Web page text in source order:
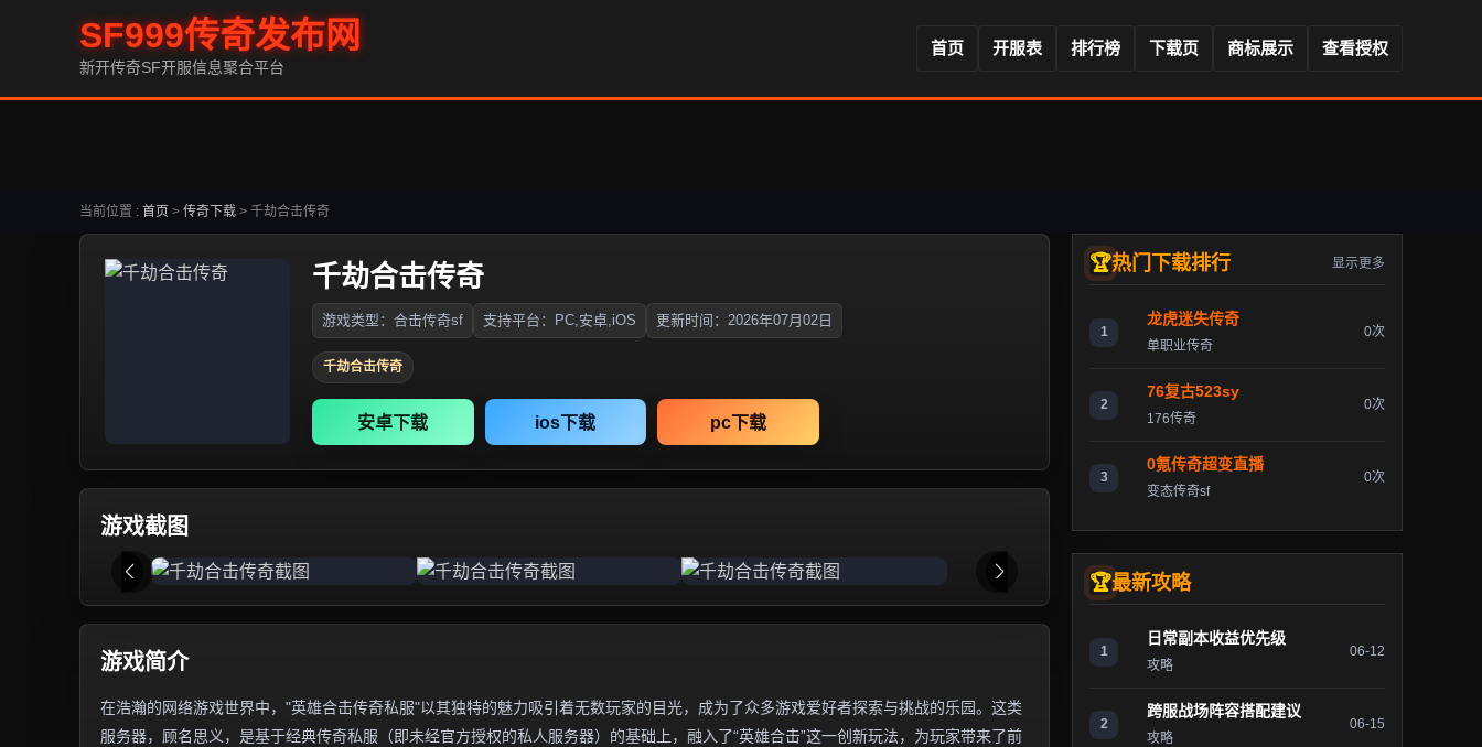
SF999传奇发布网
新开传奇SF开服信息聚合平台
首页 开服表 排行榜 下载页 商标展示 查看授权
当前位置 : 首页 > 传奇下载 > 千劫合击传奇
千劫合击传奇
游戏类型：合击传奇sf 支持平台：PC,安卓,iOS 更新时间：2026年07月02日
千劫合击传奇
安卓下载 ios下载 pc下载
游戏截图
游戏简介
在浩瀚的网络游戏世界中，"英雄合击传奇私服"以其独特的魅力吸引着无数玩家的目光，成为了众多游戏爱好者探索与挑战的乐园。这类
服务器，顾名思义，是基于经典传奇私服（即未经官方授权的私人服务器）的基础上，融入了“英雄合击”这一创新玩法，为玩家带来了前
热门下载排行 显示更多
1
龙虎迷失传奇
单职业传奇
0次
2
76复古523sy
176传奇
0次
3
0氪传奇超变直播
变态传奇sf
0次
最新攻略
1
日常副本收益优先级
攻略
06-12
2
跨服战场阵容搭配建议
攻略
06-15